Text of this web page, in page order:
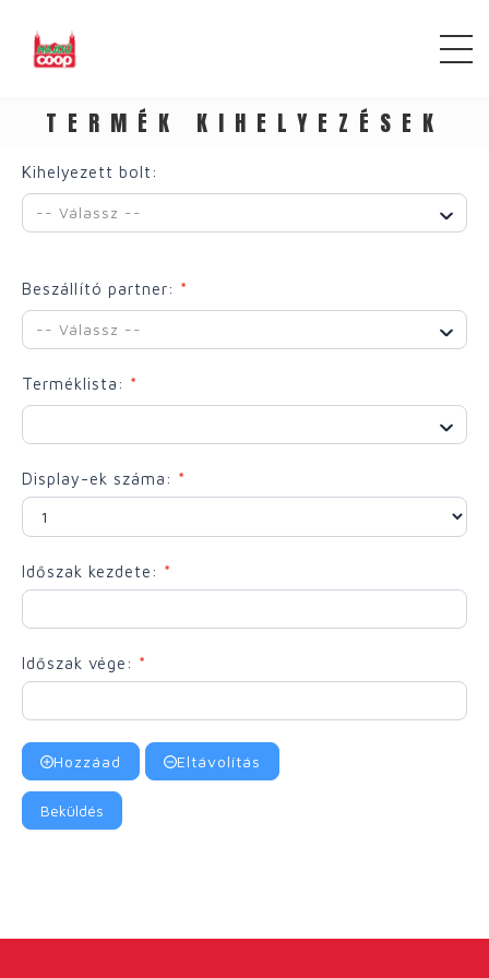
TERMÉK KIHELYEZÉSEK
Display
kihelyezes
Kihelyezett bolt:
-- Válassz --
Beszállító partner: *
-- Válassz --
Terméklista: *
Display-ek száma: *
Időszak kezdete: *
Időszak vége: *
Hozzáad Eltávolítás
Beküldés